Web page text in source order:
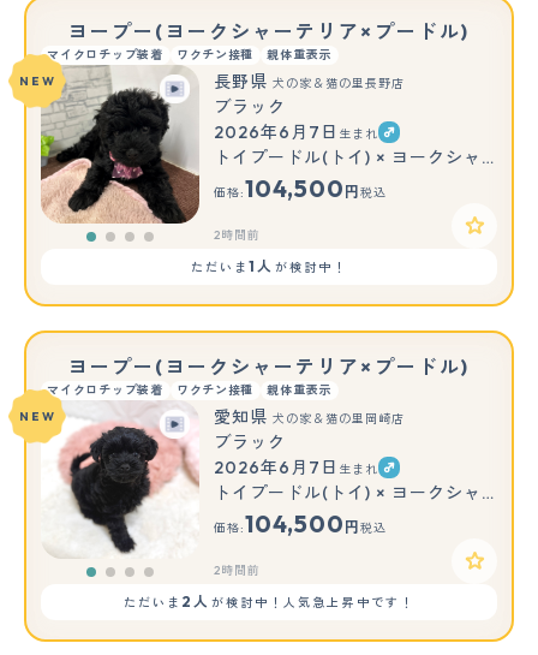
ヨープー(ヨークシャーテリア×プードル)
マイクロチップ装着 ワクチン接種
親体重表示
NEW
長野県 犬の家＆猫の里長野店
ブラック
2026年6月7日 生まれ
トイプードル(トイ) × ヨークシャーテリア
価格:104,500 円 税込
2時間前
ただいま1人 が検討中！
ヨープー(ヨークシャーテリア×プードル)
マイクロチップ装着 ワクチン接種
親体重表示
NEW
愛知県 犬の家＆猫の里岡崎店
ブラック
2026年6月7日 生まれ
トイプードル(トイ) × ヨークシャーテリア
価格:104,500 円 税込
2時間前
ただいま 2人 が検討中！人気急上昇中です！